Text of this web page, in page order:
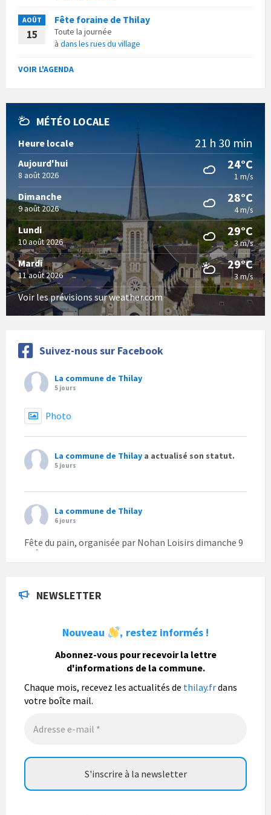
AOÛT
15
Fête foraine de Thilay
Toute la journée
à dans les rues du village
VOIR L'AGENDA
MÉTÉO LOCALE
Heure locale 21 h 30 min
Aujourd'hui
8 août 2026
24°C
1 m/s
Dimanche
9 août 2026
28°C
4 m/s
Lundi
10 août 2026
29°C
3 m/s
Mardi
11 août 2026
29°C
3 m/s
Voir les prévisions sur weather.com
Suivez-nous sur Facebook
La commune de Thilay
5 jours
Photo
La commune de Thilay a actualisé son statut.
5 jours
La commune de Thilay
6 jours
Fête du pain, organisée par Nohan Loisirs dimanche 9
août.
population mais également les visiteurs à son
bulletin municipal annuel en organisant un concours
photo gratuit OUVERT À TOUS.
Vous pouvez envoyer vos photo...Lire la suite
NEWSLETTER
Nouveau , restez informés !
Abonnez-vous pour recevoir la lettre
d'informations de la commune.
Chaque mois, recevez les actualités de thilay.frdans
votre boîte mail.